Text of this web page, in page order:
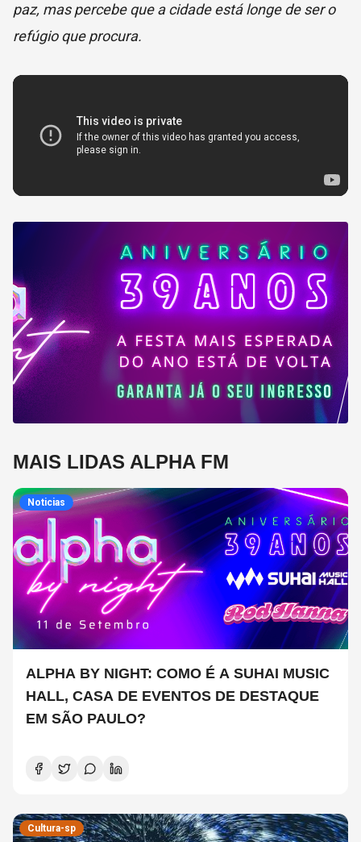
paz, mas percebe que a cidade está longe de ser o
refúgio que procura.
MAIS LIDAS ALPHA FM
Noticias
ALPHA BY NIGHT: COMO É A SUHAI MUSIC
HALL, CASA DE EVENTOS DE DESTAQUE
EM SÃO PAULO?
Cultura-sp